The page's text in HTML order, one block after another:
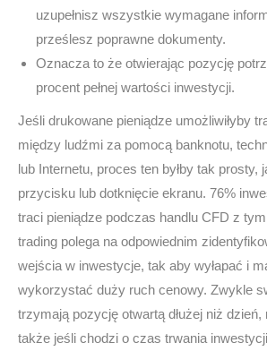
uzupełnisz wszystkie wymagane
prześlesz poprawne dokumenty.
Oznacza to że otwierając pozycję
procent pełnej wartości inwestycji.
Jeśli drukowane pieniądze umożliwiłyby
między ludźmi za pomocą banknotu,
lub Internetu, proces ten byłby tak prosty,
przycisku lub dotknięcie ekranu. 76%
traci pieniądze podczas handlu CFD z
trading polega na odpowiednim
wejścia w inwestycje, tak aby wyłapać i
wykorzystać duży ruch cenowy. Zwykle
trzymają pozycję otwartą dłużej niż dzień,
także jeśli chodzi o czas trwania